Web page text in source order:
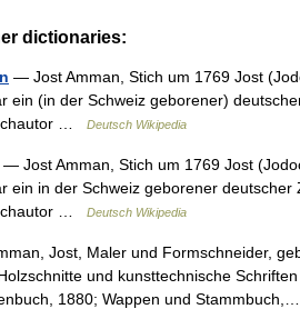
dictionaries:
— Jost Amman, Stich um 1769 Jost
ein (in der Schweiz geborener)
…
Deutsch Wikipedia
— Jost Amman, Stich um 1769 Jost
ein in der Schweiz geborener
…
Deutsch Wikipedia
Jost, Maler und Formschneider,
und kunsttechnische
1880; Wappen und